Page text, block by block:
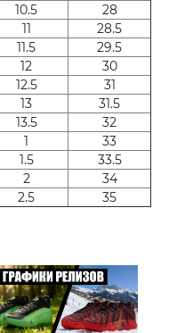
10.5
28
11
28.5
11.5
29.5
12
30
12.5
31
13
31.5
13.5
32
1
33
1.5
33.5
2
34
2.5 35